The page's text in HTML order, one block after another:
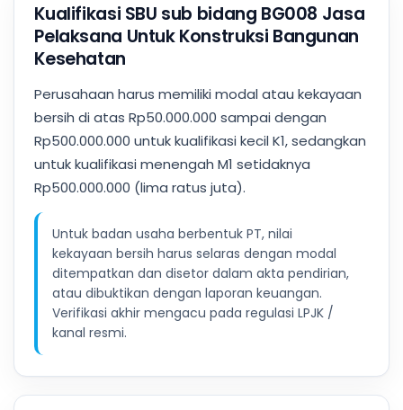
Kualifikasi SBU sub bidang BG008 Jasa
Pelaksana Untuk Konstruksi Bangunan
Kesehatan
Perusahaan harus memiliki modal atau kekayaan
bersih di atas Rp50.000.000 sampai dengan
Rp500.000.000 untuk kualifikasi kecil K1, sedangkan
untuk kualifikasi menengah M1 setidaknya
Rp500.000.000 (lima ratus juta).
Untuk badan usaha berbentuk PT, nilai
kekayaan bersih harus selaras dengan modal
ditempatkan dan disetor dalam akta pendirian,
atau dibuktikan dengan laporan keuangan.
Verifikasi akhir mengacu pada regulasi LPJK /
kanal resmi.